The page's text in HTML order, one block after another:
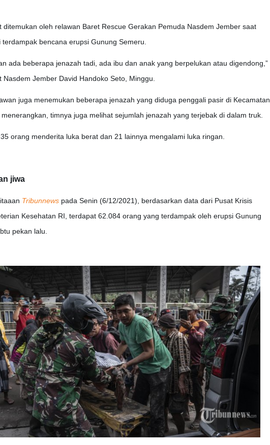
ditemukan oleh relawan Baret Rescue Gerakan Pemuda Nasdem Jember saat
terdampak bencana erupsi Gunung Semeru.
ada beberapa jenazah tadi, ada ibu dan anak yang berpelukan atau digendong,”
Nasdem Jember David Handoko Seto, Minggu.
juga menemukan beberapa jenazah yang diduga penggali pasir di Kecamatan
timnya juga melihat sejumlah jenazah yang terjebak di dalam truk.
orang menderita luka berat dan 21 lainnya mengalami luka ringan.
jiwa
Tribunnewspada Senin (6/12/2021), berdasarkan data dari Pusat Krisis
Kesehatan RI, terdapat 62.084 orang yang terdampak oleh erupsi Gunung
pekan lalu.